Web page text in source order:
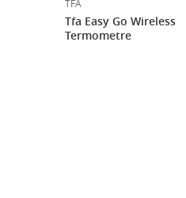
TFA
Tfa Easy Go Wireless
Termometre